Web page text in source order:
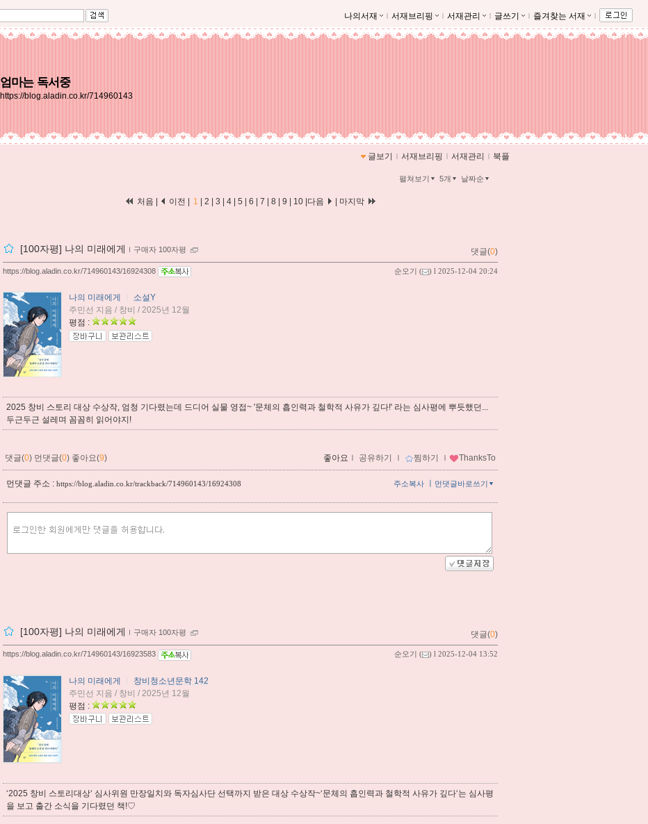
나의서재 ｌ 서재브리핑 ｌ 서재관리 ｌ 글쓰기 ｌ 즐겨찾는 서재 ｌ
엄마는 독서중
https://blog.aladin.co.kr/714960143
글보기 ｌ 서재브리핑 ｌ 서재관리 ｌ 북플
펼쳐보기 5개 날짜순
처음 | 이전 | 1 2 3 4 5 6 7 8 9 10 다음 마지막
[100자평] 나의 미래에게 ｌ 구매자 100자평 댓글(0)
순오기 ( ) l 2025-12-04 20:24
https://blog.aladin.co.kr/714960143/16924308
나의 미래에게
소설Y
주민선 지음 / 창비 / 2025년 12월
평점 :
2025 창비 스토리 대상 수상작, 엄청 기다렸는데 드디어 실물 영접~ '문체의 흡인력과 철학적 사유가 깊다!' 라는 심사평에 뿌듯했던...
두근두근 설레며 꼼꼼히 읽어야지!
댓글(0) 먼댓글(0) 좋아요(9) 좋아요 ｌ 공유하기 ｌ 찜하기 ｌ ThanksTo
먼댓글 주소 : https://blog.aladin.co.kr/trackback/714960143/16924308 먼댓글바로쓰기
주소복사
[100자평] 나의 미래에게 ｌ 구매자 100자평 댓글(0)
순오기 ( ) l 2025-12-04 13:52
https://blog.aladin.co.kr/714960143/16923583
나의 미래에게
창비청소년문학 142
주민선 지음 / 창비 / 2025년 12월
평점 :
‘2025 창비 스토리대상‘ 심사위원 만장일치와 독자심사단 선택까지 받은 대상 수상작~‘문체의 흡인력과 철학적 사유가 깊다‘는 심사평
을 보고 출간 소식을 기다렸던 책!♡